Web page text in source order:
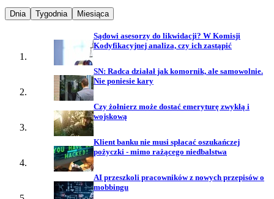
Najpopularniejsze wiadomości z
Dnia Najpopularniejsze wiadomości z
Tygodnia Najpopularniejsze wiadomości z
Miesiąca
Sądowi asesorzy do likwidacji? W Komisji
Kodyfikacyjnej analiza, czy ich zastąpić
SN: Radca działał jak komornik, ale samowolnie.
Nie poniesie kary
Czy żołnierz może dostać emeryturę zwykłą i
wojskową
Klient banku nie musi spłacać oszukańczej
pożyczki - mimo rażącego niedbalstwa
AI przeszkoli pracowników z nowych przepisów o
mobbingu